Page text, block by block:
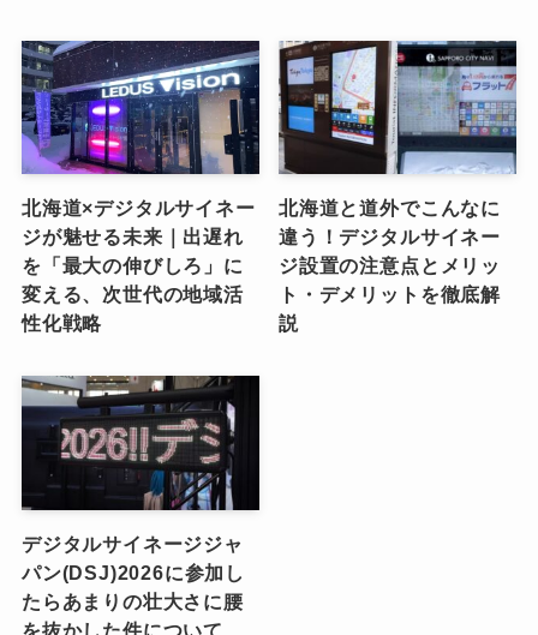
北海道×デジタルサイネー
ジが魅せる未来｜出遅れ
を「最大の伸びしろ」に
変える、次世代の地域活
性化戦略
北海道と道外でこんなに
違う！デジタルサイネー
ジ設置の注意点とメリッ
ト・デメリットを徹底解
説
デジタルサイネージジャ
パン(DSJ)2026に参加し
たらあまりの壮大さに腰
を抜かした件について